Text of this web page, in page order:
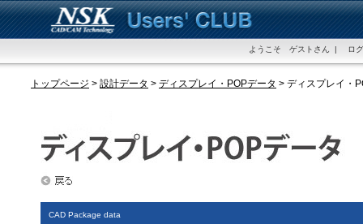
ようこそ ゲストさん | ロ
トップページ > 設計データ > ディスプレイ・POPデータ > ディスプレイ・
CAD Package data